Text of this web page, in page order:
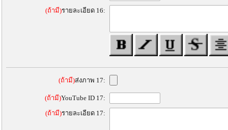
(ถ้ามี)รายละเอียด 16:
(ถ้ามี)ส่งภาพ 17:
(ถ้ามี)YouTube ID 17:
(ถ้ามี)รายละเอียด 17: